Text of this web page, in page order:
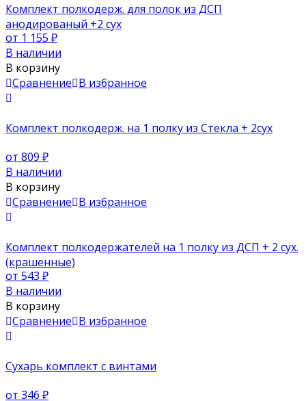
Комплект полкодерж. для полок из ДСП
анодированый +2 сух
от 1 155 ₽
В наличии
В корзину
Сравнение В избранное
Комплект полкодерж. на 1 полку из Стекла + 2сух
от 809 ₽
В наличии
В корзину
Сравнение В избранное
Комплект полкодержателей на 1 полку из ДСП + 2 сух.
(крашенные)
от 543 ₽
В наличии
В корзину
Сравнение В избранное
Сухарь комплект с винтами
от 346 ₽